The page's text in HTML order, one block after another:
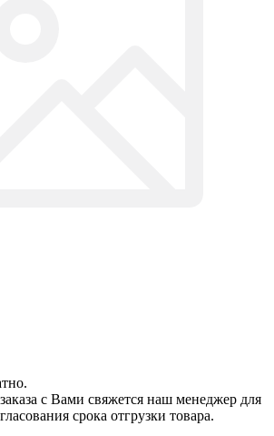
с Вами свяжется наш менеджер для
срока отгрузки товара.